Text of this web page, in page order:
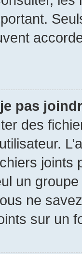
pas
des
un
ne
sur un